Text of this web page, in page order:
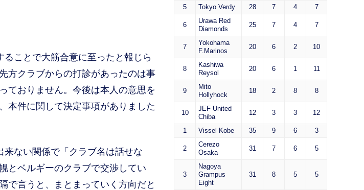
ことで大筋合意に至ったと報じら
方クラブからの打診があったのは事
ておりません。今後は本人の意思を
本件に関して決定事項がありました
ない関係で「クラブ名は話せな
とベルギーのクラブで交渉してい
で言うと、まとまっていく方向だと
5 Tokyo Verdy 28 7 4 7
6
Urawa Red
Diamonds
25 7 4 7
7
Yokohama
F.Marinos
20 6 2 10
8
Kashiwa
Reysol
20 6 1 11
9
Mito
Hollyhock
18 2 8 8
10
JEF United
Chiba
12 3 3 12
1 Vissel Kobe 35 9 6 3
2
Cerezo
Osaka
31 7 6 5
3
Nagoya
Grampus
Eight
31 8 5 5